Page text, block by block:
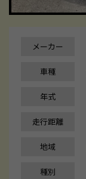
メーカー
車種
年式
走行距離
地域
種別